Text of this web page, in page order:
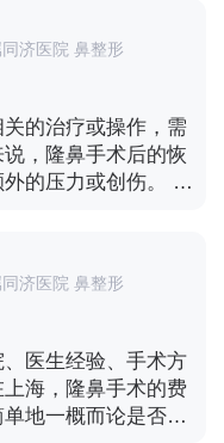
术时，最重要的是
影响，并与专业的
论。医生可以根据
和评估。 同时，也
和魅力的唯一标
优点，不应该过分
酸，对身体有益。
或对肉类有特殊偏
质来源，如豆腐、
，还应注意以下几
方法，如清蒸、煮
味料。 - 均衡饮
果、全谷类和健康
适或延长恢复时
的早期，可能需要
以免对鼻部造成不
况和对食物的耐受
物有特定的疑问或
见。他们可以根据
建议。 此外，遵循
济医院 鼻整形
的治疗或操作，需
，隆鼻手术后的恢
的压力或创伤。 在
的运动，以及可能
进行牙齿矫正、补
术完全恢复后再进
的时间，具体取决
齿相关操作之前，
生的意见。他们可
的建议。 口腔医生
济医院 鼻整形
医生经验、手术方
海，隆鼻手术的费
地一概而论是否